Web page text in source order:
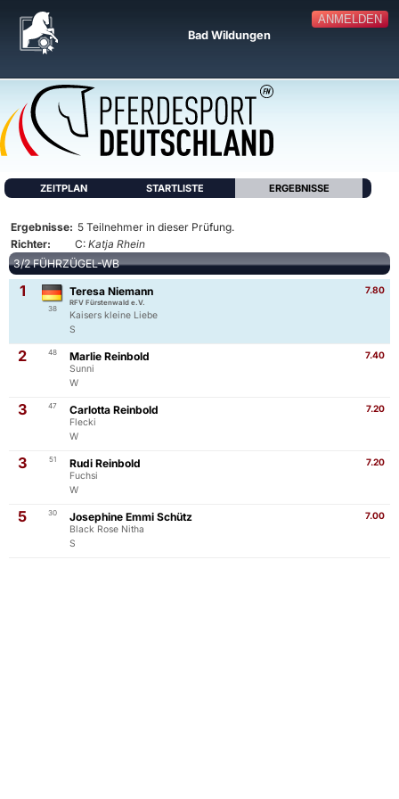
ANMELDEN
Bad Wildungen
ZEITPLAN STARTLISTE ERGEBNISSE
Ergebnisse: 5 Teilnehmer in dieser Prüfung.
Richter:
C: Katja Rhein
3/2 FÜHRZÜGEL-WB
1
38
7.80
Teresa Niemann
RFV Fürstenwald e.V.
Kaisers kleine Liebe
S
2 48 7.40
Marlie Reinbold
Sunni
W
3 47 7.20
Carlotta Reinbold
Flecki
W
3 51 7.20
Rudi Reinbold
Fuchsi
W
5 30 7.00
Josephine Emmi Schütz
Black Rose Nitha
S